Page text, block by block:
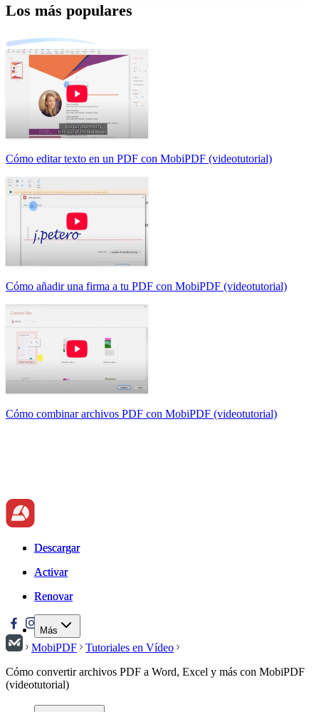
Los más populares
Cómo editar texto en un PDF con MobiPDF (videotutorial)
Cómo añadir una firma a tu PDF con MobiPDF (videotutorial)
Cómo combinar archivos PDF con MobiPDF (videotutorial)
Descargar
Activar
Renovar
Más
Descargar
Activar
Renovar
MobiPDF
Tutoriales en Vídeo
Cómo convertir archivos PDF a Word, Excel y más con MobiPDF
(videotutorial)